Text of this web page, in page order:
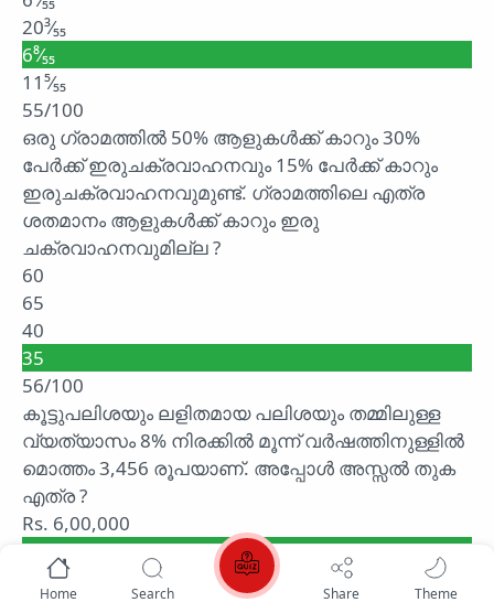
20³⁄₅₅
6⁸⁄₅₅
11⁵⁄₅₅
55/100
ഒരു ഗ്രാമത്തിൽ 50% ആളുകൾക്ക് കാറും 30%
പേർക്ക് ഇരുചക്രവാഹനവും 15% പേർക്ക് കാറും
ഇരുചക്രവാഹനവുമുണ്ട്. ഗ്രാമത്തിലെ എത്ര
ശതമാനം ആളുകൾക്ക് കാറും ഇരു
ചക്രവാഹനവുമില്ല ?
60
65
40
35
56/100
കൂട്ടുപലിശയും ലളിതമായ പലിശയും തമ്മിലുള്ള
വ്യത്യാസം 8% നിരക്കിൽ മൂന്ന് വർഷത്തിനുള്ളിൽ
മൊത്തം 3,456 രൂപയാണ്. അപ്പോൾ അസ്സൽ തുക
എത്ര ?
Rs. 6,00,000
Rs. 5,00,000
Rs. 3,50,000
Rs. 4,00,000
Home Search Share Theme